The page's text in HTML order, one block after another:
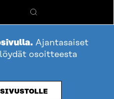
Hae
Ajantasaiset
osoitteesta